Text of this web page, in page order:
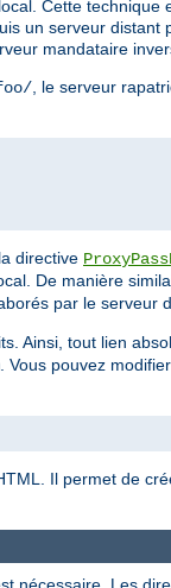
Cette technique
un serveur distant
mandataire
, le serveur
directive
De manière
par le serveur
Ainsi, tout lien
. Vous pouvez
Il permet de